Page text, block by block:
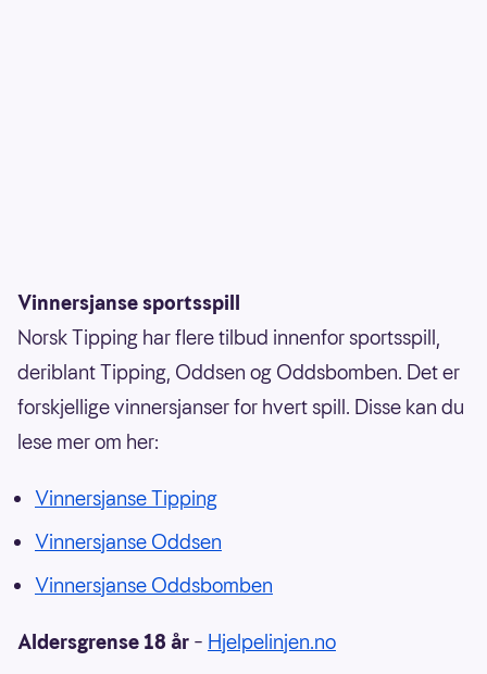
Vinnersjanse sportsspill
Norsk Tipping har flere tilbud innenfor sportsspill,
deriblant Tipping, Oddsen og Oddsbomben. Det er
forskjellige vinnersjanser for hvert spill. Disse kan du
lese mer om her:
Vinnersjanse Tipping
Vinnersjanse Oddsen
Vinnersjanse Oddsbomben
Aldersgrense 18 år – Hjelpelinjen.no